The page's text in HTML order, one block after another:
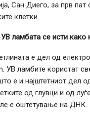
Сан Диего, за прв
клетки.
ламбата се исти како
е дел од
УВ ламбите користат
е и најштетниот дел
од глувци и од
е оштетување на ДНК.